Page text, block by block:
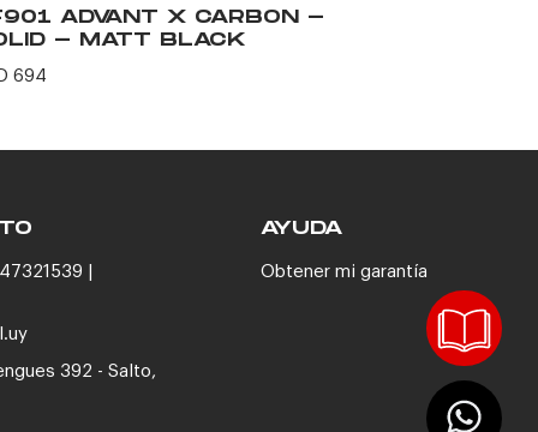
ADVANT X CARBON -
- MATT BLACK
694
|
392 - Salto,
AYUDA
Obtener mi garantía